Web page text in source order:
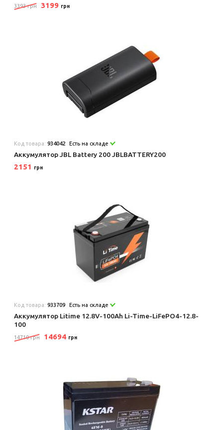
3393 грн 3199 грн
Код товара:934042 Есть на складе
Аккумулятор JBL Battery 200 JBLBATTERY200
2151 грн
Код товара:933709 Есть на складе
Аккумулятор Litime 12.8V-100Ah Li-Time-LiFePO4-12.8-
100
14710 грн 14694 грн